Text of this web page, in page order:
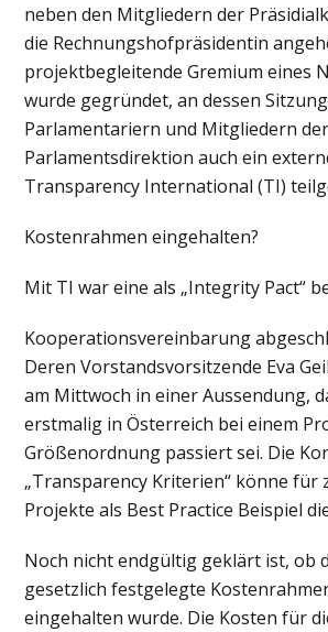
neben den Mitgliedern der
die Rechnungshofpräsidentin
projektbegleitende Gremium eines
wurde gegründet, an dessen
Parlamentariern und Mitgliedern der
Parlamentsdirektion auch ein
Transparency International (TI)
Kostenrahmen eingehalten?
Mit TI war eine als „Integrity Pact“
Kooperationsvereinbarung
Deren Vorstandsvorsitzende Eva
am Mittwoch in einer Aussendung,
erstmalig in Österreich bei einem
Größenordnung passiert sei. Die
„Transparency Kriterien“ könne für
Projekte als Best Practice Beispiel
Noch nicht endgültig geklärt ist, ob
gesetzlich festgelegte
eingehalten wurde. Die Kosten für